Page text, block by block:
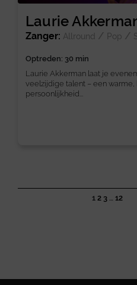
Laurie
Zanger: Allround / Pop /
Optreden: 30 min
Laurie Akkerman laat je
veelzijdige talent – een
persoonlijkheid...
1 2 3 12